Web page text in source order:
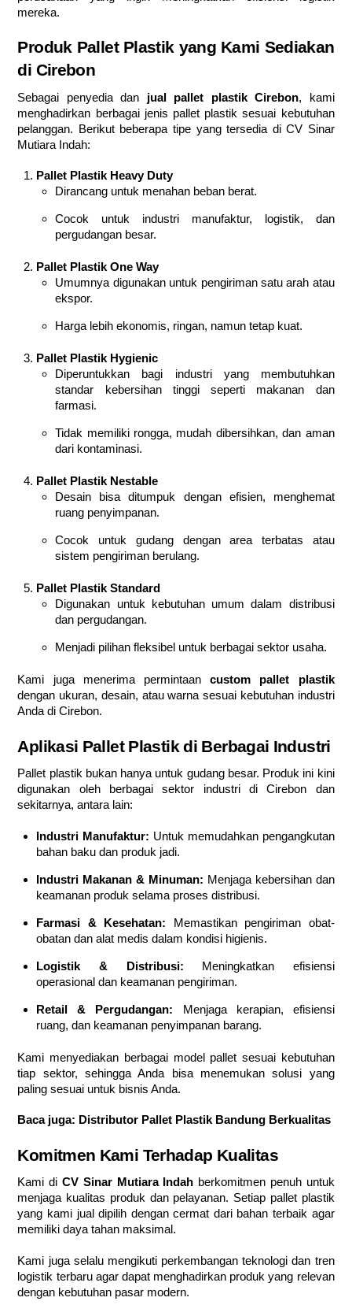
mereka.
Produk Pallet Plastik yang Kami Sediakan
di Cirebon
Sebagai penyedia dan jual pallet plastik Cirebon, kami
menghadirkan berbagai jenis pallet plastik sesuai kebutuhan
pelanggan. Berikut beberapa tipe yang tersedia di CV Sinar
Mutiara Indah:
Pallet Plastik Heavy Duty
Dirancang untuk menahan beban berat.
Cocok untuk industri manufaktur, logistik, dan
pergudangan besar.
Pallet Plastik One Way
Umumnya digunakan untuk pengiriman satu arah atau
ekspor.
Harga lebih ekonomis, ringan, namun tetap kuat.
Pallet Plastik Hygienic
Diperuntukkan bagi industri yang membutuhkan
standar kebersihan tinggi seperti makanan dan
farmasi.
Tidak memiliki rongga, mudah dibersihkan, dan aman
dari kontaminasi.
Pallet Plastik Nestable
Desain bisa ditumpuk dengan efisien, menghemat
ruang penyimpanan.
Cocok untuk gudang dengan area terbatas atau
sistem pengiriman berulang.
Pallet Plastik Standard
Digunakan untuk kebutuhan umum dalam distribusi
dan pergudangan.
Menjadi pilihan fleksibel untuk berbagai sektor usaha.
Kami juga menerima permintaancustom pallet plastik
dengan ukuran, desain, atau warna sesuai kebutuhan industri
Anda di Cirebon.
Aplikasi Pallet Plastik di Berbagai Industri
Pallet plastik bukan hanya untuk gudang besar. Produk ini kini
digunakan oleh berbagai sektor industri di Cirebon dan
sekitarnya, antara lain:
Industri Manufaktur: Untuk memudahkan pengangkutan
bahan baku dan produk jadi.
Industri Makanan & Minuman: Menjaga kebersihan dan
keamanan produk selama proses distribusi.
Farmasi & Kesehatan: Memastikan pengiriman obat-
obatan dan alat medis dalam kondisi higienis.
Logistik & Distribusi: Meningkatkan efisiensi
operasional dan keamanan pengiriman.
Retail & Pergudangan: Menjaga kerapian, efisiensi
ruang, dan keamanan penyimpanan barang.
Kami menyediakan berbagai model pallet sesuai kebutuhan
tiap sektor, sehingga Anda bisa menemukan solusi yang
paling sesuai untuk bisnis Anda.
Baca juga: Distributor Pallet Plastik Bandung Berkualitas
Komitmen Kami Terhadap Kualitas
Kami di CV Sinar Mutiara Indah berkomitmen penuh untuk
menjaga kualitas produk dan pelayanan. Setiap pallet plastik
yang kami jual dipilih dengan cermat dari bahan terbaik agar
memiliki daya tahan maksimal.
Kami juga selalu mengikuti perkembangan teknologi dan tren
logistik terbaru agar dapat menghadirkan produk yang relevan
dengan kebutuhan pasar modern.